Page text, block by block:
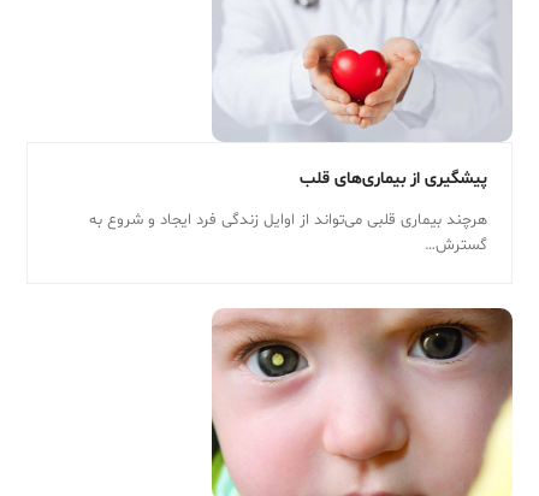
پیشگیری از بیماری‌های قلب
هرچند بیماری قلبی می‌تواند از اوایل زندگی فرد ایجاد و شروع به
گسترش…